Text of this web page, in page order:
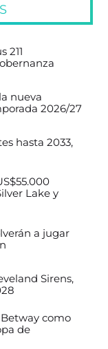
211
nueva
2026/27
hasta 2033,
Lake y
a jugar
Sirens,
como
de